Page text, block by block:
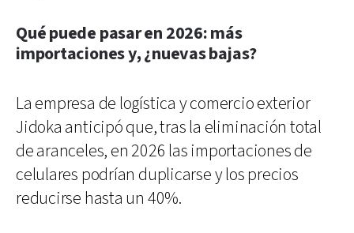
Qué puede pasar en 2026: más
importaciones y, ¿nuevas bajas?
La empresa de logística y comercio exterior
Jidoka anticipó que, tras la eliminación total
de aranceles, en 2026 las importaciones de
celulares podrían duplicarse y los precios
reducirse hasta un 40%.